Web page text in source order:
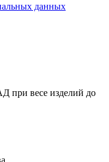
данных
при весе изделий до